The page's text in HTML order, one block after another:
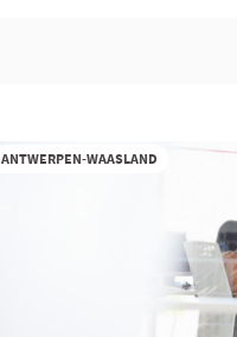
ANTWERPEN-WAASLAND